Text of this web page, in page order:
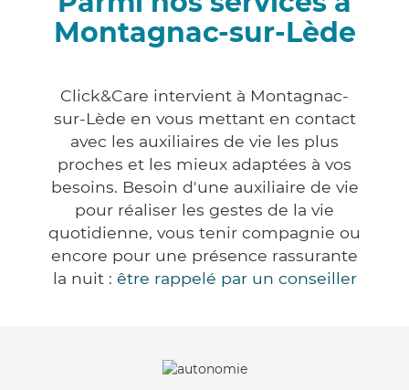
Montagnac-sur-Lède
Click&Care intervient à Montagnac-
sur-Lède en vous mettant en contact
avec les auxiliaires de vie les plus
proches et les mieux adaptées à vos
besoins. Besoin d'une auxiliaire de vie
pour réaliser les gestes de la vie
quotidienne, vous tenir compagnie ou
encore pour une présence rassurante
la nuit : être rappelé par un conseiller